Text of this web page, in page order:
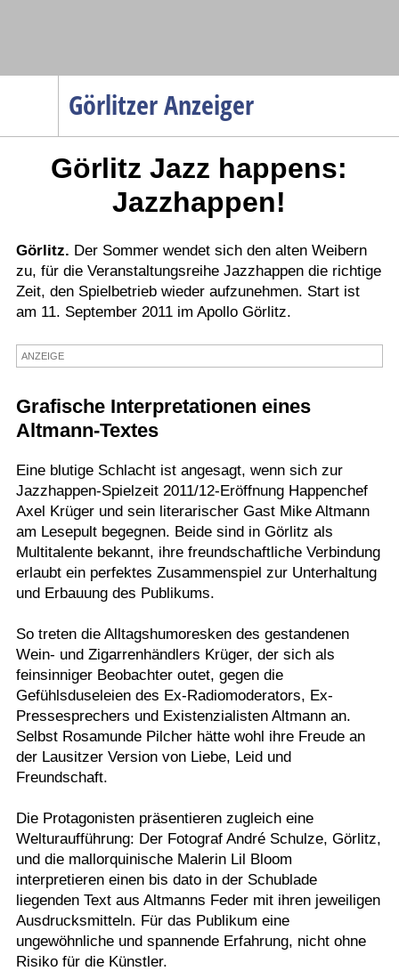
Görlitzer Anzeiger
Menüpunkte
Politik
Wirtschaft
Service
Verkehr
Kultur
Termine
Görlitz Jazz happens:
Jazzhappen!
Görlitz. Der Sommer wendet sich den alten Weibern
zu, für die Veranstaltungsreihe Jazzhappen die richtige
Zeit, den Spielbetrieb wieder aufzunehmen. Start ist
am 11. September 2011 im Apollo Görlitz.
ANZEIGE
Grafische Interpretationen eines
Altmann-Textes
Eine blutige Schlacht ist angesagt, wenn sich zur
Jazzhappen-Spielzeit 2011/12-Eröffnung Happenchef
Axel Krüger und sein literarischer Gast Mike Altmann
am Lesepult begegnen. Beide sind in Görlitz als
Multitalente bekannt, ihre freundschaftliche Verbindung
erlaubt ein perfektes Zusammenspiel zur Unterhaltung
und Erbauung des Publikums.
So treten die Alltagshumoresken des gestandenen
Wein- und Zigarrenhändlers Krüger, der sich als
feinsinniger Beobachter outet, gegen die
Gefühlsduseleien des Ex-Radiomoderators, Ex-
Pressesprechers und Existenzialisten Altmann an.
Selbst Rosamunde Pilcher hätte wohl ihre Freude an
der Lausitzer Version von Liebe, Leid und
Freundschaft.
Die Protagonisten präsentieren zugleich eine
Welturaufführung: Der Fotograf André Schulze, Görlitz,
und die mallorquinische Malerin Lil Bloom
interpretieren einen bis dato in der Schublade
liegenden Text aus Altmanns Feder mit ihren jeweiligen
Ausdrucksmitteln. Für das Publikum eine
ungewöhnliche und spannende Erfahrung, nicht ohne
Risiko für die Künstler.